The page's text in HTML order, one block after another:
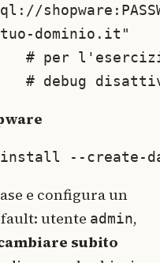
tuo-dominio.it"
# per
# debug
--create-
e configura un
utente admin,
subito